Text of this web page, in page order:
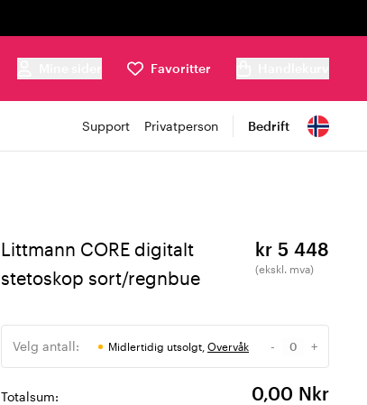
Favoritter
Support Privatperson Bedrift
Littmann CORE digitalt
stetoskop sort/regnbue
kr 5 448
(ekskl. mva)
Velg antall: Midlertidig utsolgt, Overvåk -
Antall
+
Totalsum: 0,00 Nkr